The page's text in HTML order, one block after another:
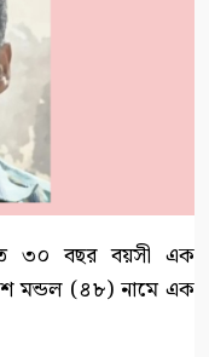
৩০ বছর বয়সী এক
মন্ডল (৪৮) নামে এক